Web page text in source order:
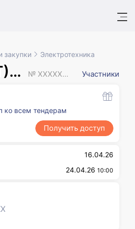
закупки Электротехника
№ XXXXXXX Участники
ко всем тендерам
Получить доступ
16.04.26
24.04.26 10:00